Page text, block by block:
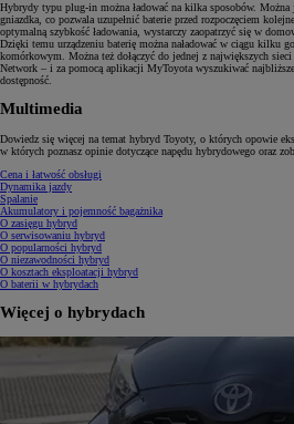
Hybrydy typu plug-in można ładować na kilka sposobów. Można
gniazdka, co pozwala uzupełnić baterie przed rozpoczęciem
optymalną szybkość ładowania, wystarczy zaopatrzyć się w
Dzięki temu urządzeniu baterię można naładować w ciągu kilku
komórkowym. Można też dołączyć do jednej z największych
Network – i za pomocą aplikacji MyToyota wyszukiwać
dostępność.
Multimedia
Dowiedz się więcej na temat hybryd Toyoty, o których opowie
w których poznasz opinie dotyczące napędu hybrydowego oraz
Cena i łatwość obsługi
Dynamika jazdy
Spalanie
Akumulatory i pojemność bagażnika
O zasięgu hybryd
O serwisowaniu hybryd
O popularności hybryd
O niezawodności hybryd
O kosztach eksploatacji hybryd
O baterii w hybrydach
Więcej o hybrydach